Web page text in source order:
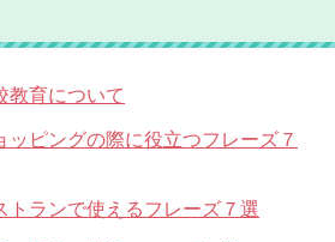
教育について
ッピングの際に役立つフレーズ７
トランで使えるフレーズ７選